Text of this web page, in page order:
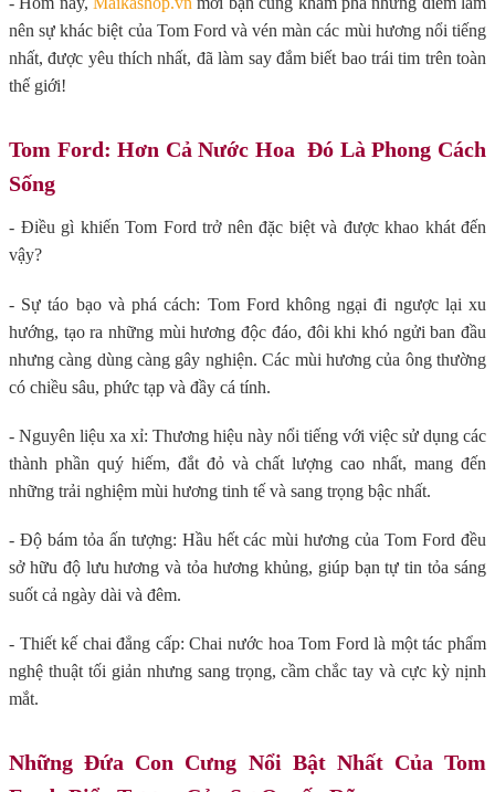
nên sự khác biệt của Tom Ford và vén màn các mùi hương nổi tiếng
nhất, được yêu thích nhất, đã làm say đắm biết bao trái tim trên toàn
thế giới!
Tom Ford: Hơn Cả Nước Hoa Đó Là Phong Cách
Sống
- Điều gì khiến Tom Ford trở nên đặc biệt và được khao khát đến
vậy?
- Sự táo bạo và phá cách: Tom Ford không ngại đi ngược lại xu
hướng, tạo ra những mùi hương độc đáo, đôi khi khó ngửi ban đầu
nhưng càng dùng càng gây nghiện. Các mùi hương của ông thường
có chiều sâu, phức tạp và đầy cá tính.
- Nguyên liệu xa xỉ: Thương hiệu này nổi tiếng với việc sử dụng các
thành phần quý hiếm, đắt đỏ và chất lượng cao nhất, mang đến
những trải nghiệm mùi hương tinh tế và sang trọng bậc nhất.
- Độ bám tỏa ấn tượng: Hầu hết các mùi hương của Tom Ford đều
sở hữu độ lưu hương và tỏa hương khủng, giúp bạn tự tin tỏa sáng
suốt cả ngày dài và đêm.
- Thiết kế chai đẳng cấp: Chai nước hoa Tom Ford là một tác phẩm
nghệ thuật tối giản nhưng sang trọng, cầm chắc tay và cực kỳ nịnh
mắt.
Những Đứa Con Cưng Nổi Bật Nhất Của Tom